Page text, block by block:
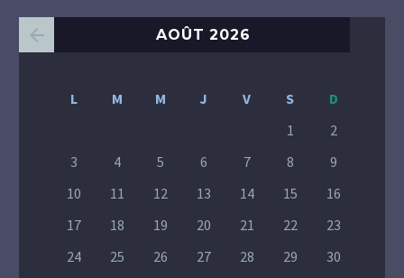
AOÛT 2026
L M M J V S
D
1
2
3
4 5 6 7 8
9
10
11 12 13 14 15
16
17
18 19 20 21 22
23
24
25 26 27 28 29
30